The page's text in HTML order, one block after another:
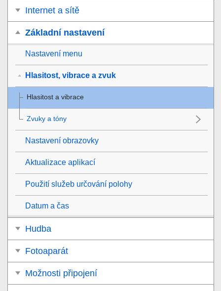
Internet a sítě
Základní nastavení
Nastavení menu
Hlasitost, vibrace a zvuk
Hlasitost a vibrace
Zvuky a tóny
Nastavení obrazovky
Aktualizace aplikací
Použití služeb určování polohy
Datum a čas
Hudba
Fotoaparát
Možnosti připojení